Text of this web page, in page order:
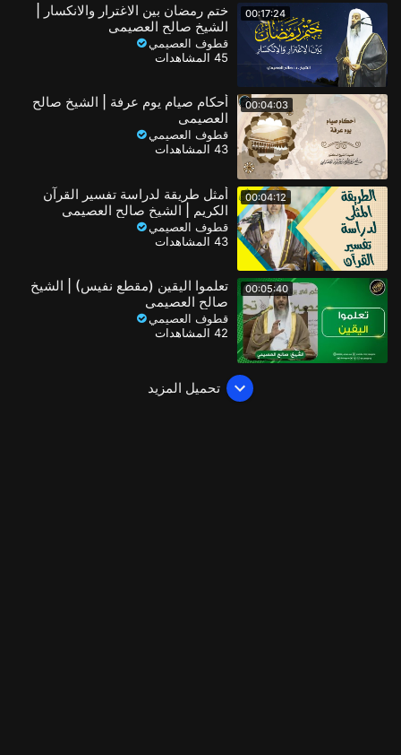
00:17:24
ختم رمضان بين الاغترار والانكسار |
الشيخ صالح العصيمي
قطوف العصيمي
45 المشاهدات
00:04:03
أحكام صيام يوم عرفة | الشيخ صالح
العصيمي
قطوف العصيمي
43 المشاهدات
00:04:12
أمثل طريقة لدراسة تفسير القرآن
الكريم | الشيخ صالح العصيمي
قطوف العصيمي
43 المشاهدات
00:05:40
تعلموا اليقين (مقطع نفيس) | الشيخ
صالح العصيمي
قطوف العصيمي
42 المشاهدات
تحميل المزيد